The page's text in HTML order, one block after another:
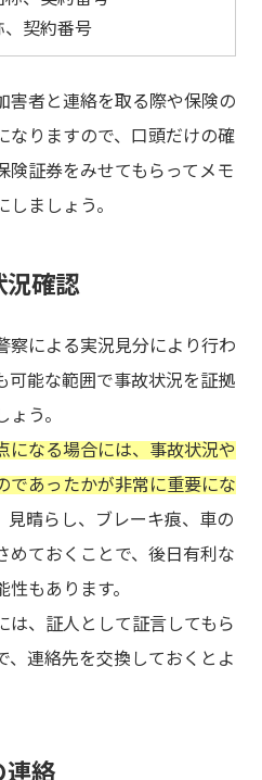
契約番号
害者と連絡を取る際や保険の
なりますので、口頭だけの確
証券をみせてもらってメモ
ましょう。
況確認
察による実況見分により行わ
可能な範囲で事故状況を証拠
う。
になる場合には、事故状況や
であったかが非常に重要にな
見晴らし、ブレーキ痕、車の
めておくことで、後日有利な
もあります。
は、証人として証言してもら
、連絡先を交換しておくとよ
連絡